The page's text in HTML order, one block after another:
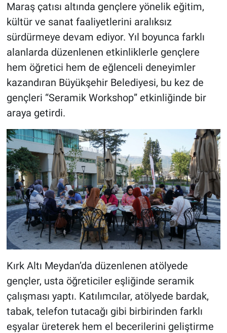
Maraş çatısı altında gençlere yönelik eğitim,
kültür ve sanat faaliyetlerini aralıksız
sürdürmeye devam ediyor. Yıl boyunca farklı
alanlarda düzenlenen etkinliklerle gençlere
hem öğretici hem de eğlenceli deneyimler
kazandıran Büyükşehir Belediyesi, bu kez de
gençleri “Seramik Workshop” etkinliğinde bir
araya getirdi.
Kırk Altı Meydan’da düzenlenen atölyede
gençler, usta öğreticiler eşliğinde seramik
çalışması yaptı. Katılımcılar, atölyede bardak,
tabak, telefon tutacağı gibi birbirinden farklı
eşyalar üreterek hem el becerilerini geliştirme
EĞİTİM
BİLİM VE TEKNOLOJİ
Güvenlik
Bölge